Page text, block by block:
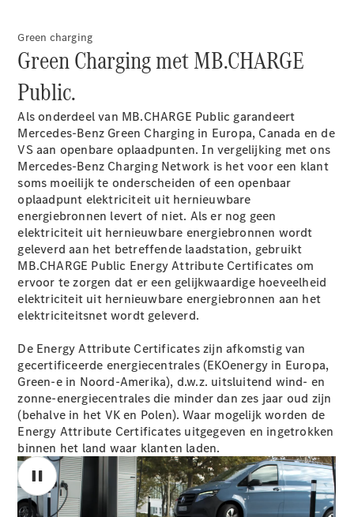
Configurator
Mercedes-
Benz Store
Citan
Citan
Gesloten
Bestelwagen
Configurator
Mercedes-
Benz Store
V-Klasse
V-Klasse
Configurator
Mercedes-
Green charging
Green Charging met MB.CHARGE
Public.
Als onderdeel van MB.CHARGE Public garandeert
Mercedes-Benz Green Charging in Europa, Canada en de
VS aan openbare oplaadpunten. In vergelijking met ons
Mercedes-Benz Charging Network is het voor een klant
soms moeilijk te onderscheiden of een openbaar
oplaadpunt elektriciteit uit hernieuwbare
energiebronnen levert of niet. Als er nog geen
elektriciteit uit hernieuwbare energiebronnen wordt
geleverd aan het betreffende laadstation, gebruikt
MB.CHARGE Public Energy Attribute Certificates om
ervoor te zorgen dat er een gelijkwaardige hoeveelheid
elektriciteit uit hernieuwbare energiebronnen aan het
elektriciteitsnet wordt geleverd.
De Energy Attribute Certificates zijn afkomstig van
gecertificeerde energiecentrales (EKOenergy in Europa,
Green-e in Noord-Amerika), d.w.z. uitsluitend wind- en
zonne-energiecentrales die minder dan zes jaar oud zijn
(behalve in het VK en Polen). Waar mogelijk worden de
Energy Attribute Certificates uitgegeven en ingetrokken
binnen het land waar klanten laden.